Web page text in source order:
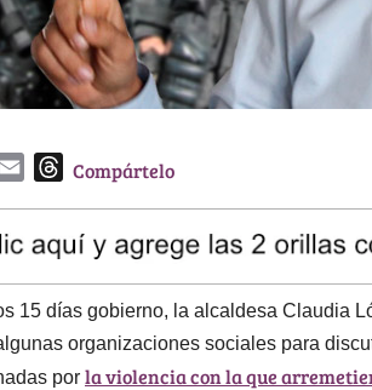
l
T
e
a
d
s
Compártelo
15 días gobierno, la alcaldesa Claudia
organizaciones sociales para
por la violencia con la que